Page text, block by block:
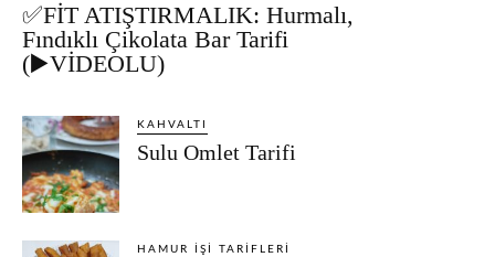
✅FİT ATIŞTIRMALIK: Hurmalı,
Fındıklı Çikolata Bar Tarifi
(▶️VİDEOLU)
KAHVALTI
Sulu Omlet Tarifi
HAMUR İŞI TARIFLERI